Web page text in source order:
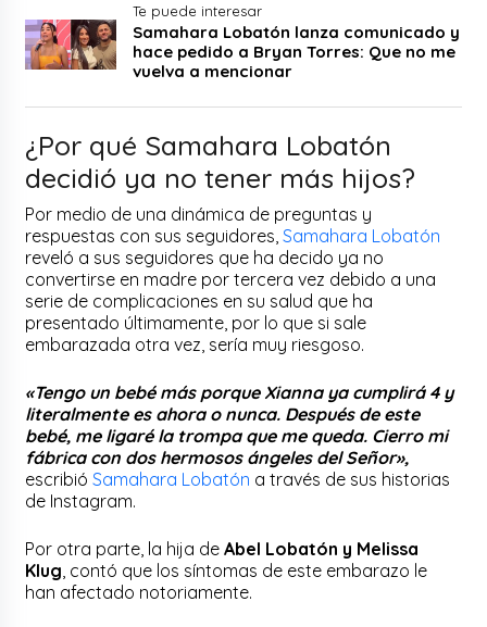
Te puede interesar
Samahara Lobatón lanza comunicado y
hace pedido a Bryan Torres: Que no me
vuelva a mencionar
¿Por qué Samahara Lobatón
decidió ya no tener más hijos?
Por medio de una dinámica de preguntas y
respuestas con sus seguidores,Samahara Lobatón
reveló a sus seguidores que ha decido ya no
convertirse en madre por tercera vez debido a una
serie de complicaciones en su salud que ha
presentado últimamente, por lo que si sale
embarazada otra vez, sería muy riesgoso.
«Tengo un bebé más porque Xianna ya cumplirá 4 y
literalmente es ahora o nunca. Después de este
bebé, me ligaré la trompa que me queda. Cierro mi
fábrica con dos hermosos ángeles del Señor»,
escribióSamahara Lobatón a través de sus historias
de Instagram.
Por otra parte, la hija deAbel Lobatón y Melissa
Klug , contó que los síntomas de este embarazo le
han afectado notoriamente.